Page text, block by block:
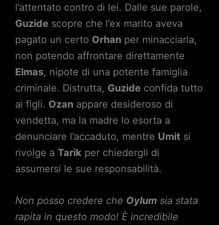
l’attentato contro di lei. Dalle sue parole,
Guzide scopre che l’ex marito aveva
pagato un certo Orhanper minacciarla,
non potendo affrontare direttamente
Elmas, nipote di una potente famiglia
criminale. Distrutta, Guzide confida tutto
ai figli. Ozanappare desideroso di
vendetta, ma la madre lo esorta a
denunciare l’accaduto, mentre Umit si
rivolge a Tarikper chiedergli di
assumersi le sue responsabilità.
Non posso credere che Oylumsia stata
rapita in questo modo! È incredibile